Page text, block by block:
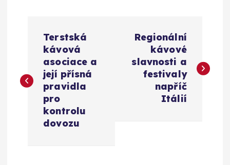
v
Terstská
kávová
asociace a
její přísná
pravidla
pro
kontrolu
dovozu
Regionální
kávové
slavnosti a
festivaly
napříč
Itálií